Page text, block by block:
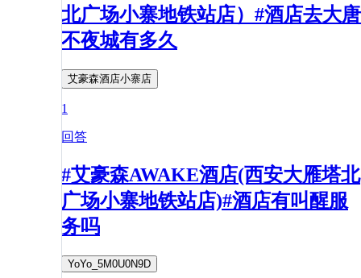
北广场小寨地铁站店）#酒店去大唐
不夜城有多久
艾豪森酒店小寨店
1
回答
#艾豪森AWAKE酒店(西安大雁塔北
广场小寨地铁站店)#酒店有叫醒服
务吗
YoYo_5M0U0N9D